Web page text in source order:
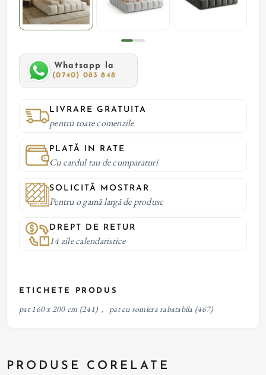
Whatsapp la
(0740) 083 848
LIVRARE GRATUITA
pentru toate comenzile
PLATĂ IN RATE
Cu cardul tau de cumparaturi
SOLICITĂ MOSTRAR
Pentru o gamă largă de produse
DREPT DE RETUR
14 zile calendaristice
ETICHETE PRODUS
pat 160 x 200 cm (241) , pat cu somiera rabatabila (467)
PRODUSE CORELATE